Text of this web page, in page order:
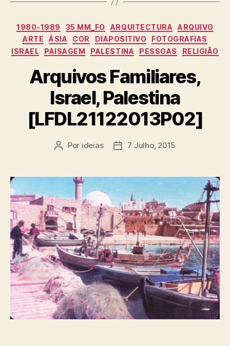
Categorias
1980-1989 35 MM_FO ARQUITECTURA
ARQUIVO
ARTE
ÁSIA COR DIAPOSITIVO
FOTOGRAFIAS
ISRAEL
PAISAGEM PALESTINA PESSOAS RELIGIÃO
Arquivos Familiares,
Israel, Palestina
[LFDL21122013P02]
Autor
Por ideias
Data7 Julho, 2015